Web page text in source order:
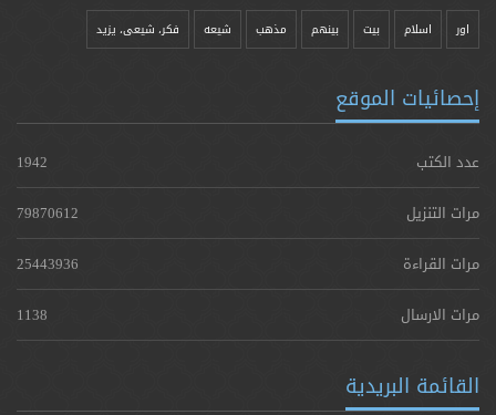
اور اسلام بیت بينهم مذهب شيعه فکر، شیعی، یزيد
إحصائيات الموقع
عدد الكتب
1942
مرات التنزيل
79870612
مرات القراءة
25443936
مرات الارسال
1138
القائمة البريدية